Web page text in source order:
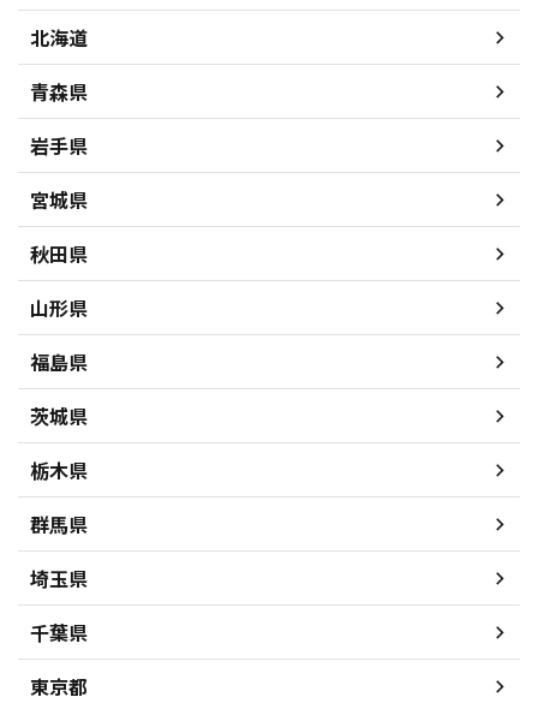
北海道
青森県
岩手県
宮城県
秋田県
山形県
福島県
茨城県
栃木県
群馬県
埼玉県
千葉県
東京都